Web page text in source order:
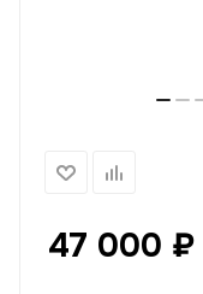
47 000 ₽